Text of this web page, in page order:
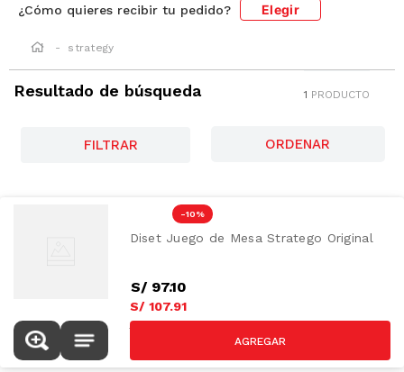
¿Cómo quieres recibir tu pedido? Elegir
strategy
Resultado de búsqueda 1 PRODUCTO
FILTRAR
-10 %
Diset Juego de Mesa Stratego Original
S/ 97.10
S/ 107.91
S/